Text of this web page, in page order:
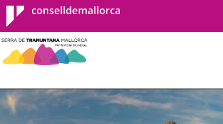
Consell de
Mallorca